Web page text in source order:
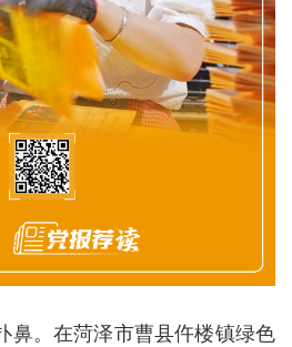
鼻。在菏泽市曹县仵楼镇绿色